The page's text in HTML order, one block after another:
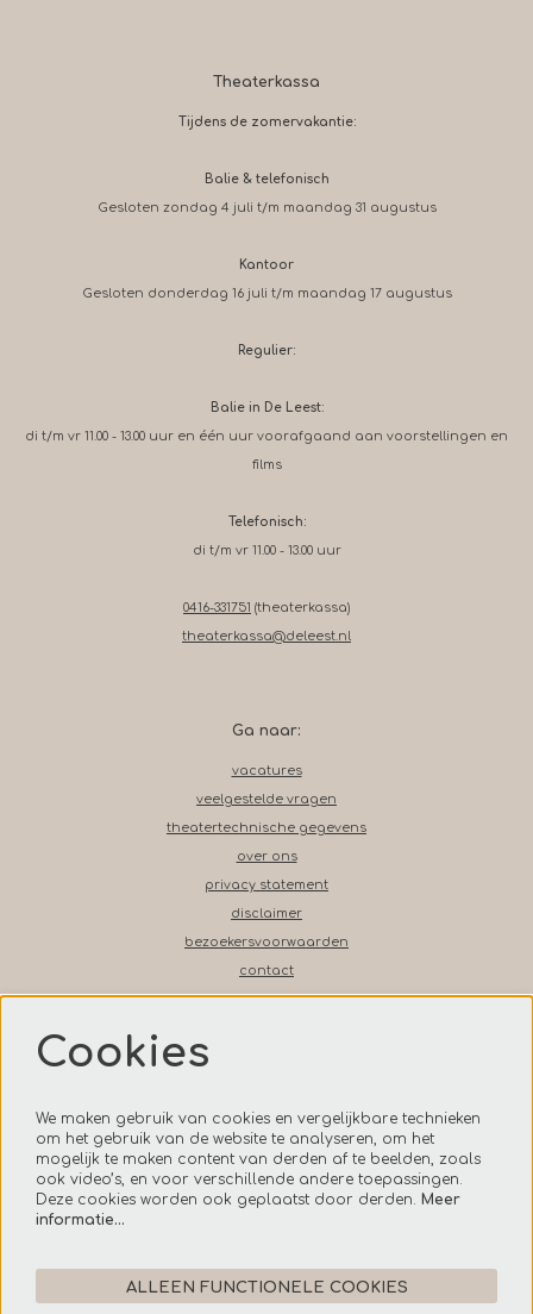
Theaterkassa
Tijdens de zomervakantie:
Balie & telefonisch
Gesloten zondag 4 juli t/m maandag 31 augustus
Kantoor
Gesloten donderdag 16 juli t/m maandag 17 augustus
Regulier:
Balie in De Leest:
di t/m vr 11.00 - 13.00 uur en één uur voorafgaand aan voorstellingen en
films
Telefonisch:
di t/m vr 11.00 - 13.00 uur
0416-331751 (theaterkassa)
theaterkassa@deleest.nl
Ga naar:
vacatures
veelgestelde vragen
theatertechnische gegevens
over ons
privacy statement
disclaimer
bezoekersvoorwaarden
contact
Volg ons op social media
Onze nieuwsbrief
AANMELDEN
Cookies
We maken gebruik van cookies en vergelijkbare technieken
om het gebruik van de website te analyseren, om het
mogelijk te maken content van derden af te beelden, zoals
ook video’s, en voor verschillende andere toepassingen.
Deze cookies worden ook geplaatst door derden. Meer
informatie…
ALLEEN FUNCTIONELE COOKIES